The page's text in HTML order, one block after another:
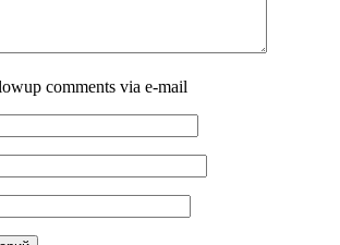
comments via e-mail